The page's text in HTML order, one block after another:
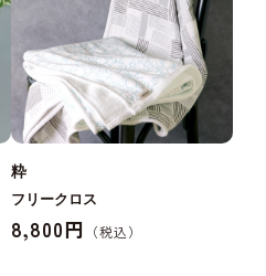
粋
フリークロス
8,800円